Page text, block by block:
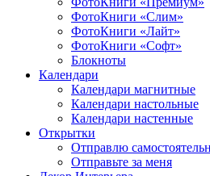
ФотоКниги «Слим»
ФотоКниги «Лайт»
ФотоКниги «Софт»
Блокноты
Календари
Календари магнитные
Календари настольные
Календари настенные
Открытки
Отправлю
Отправьте за меня